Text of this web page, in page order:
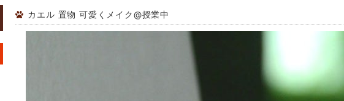
カエル 置物 可愛くメイク@授業中